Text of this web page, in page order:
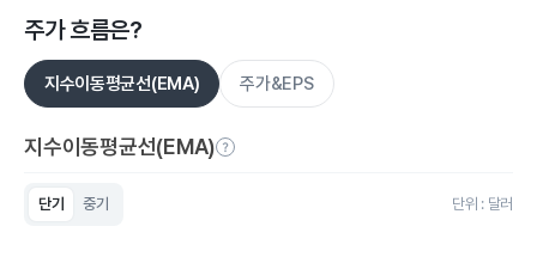
주가 흐름은?
지수이동평균선(EMA) 주가&EPS
지수이동평균선(EMA)
단기 중기 단위 : 달러